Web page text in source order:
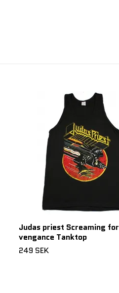
Judas priest Screaming for
vengance Tanktop
249 SEK